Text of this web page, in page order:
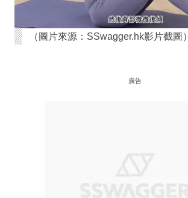
（圖片來源：SSwagger.hk影片截圖）
廣告